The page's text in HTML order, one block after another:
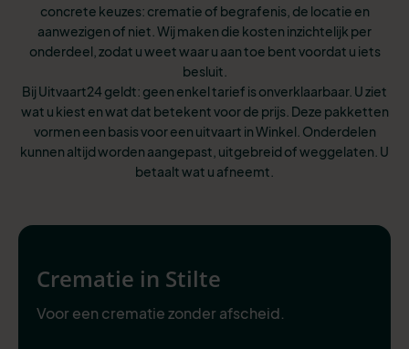
concrete keuzes: crematie of begrafenis, de locatie en
aanwezigen of niet. Wij maken die kosten inzichtelijk per
onderdeel, zodat u weet waar u aan toe bent voordat u iets
besluit.
Bij Uitvaart24 geldt: geen enkel tarief is onverklaarbaar. U ziet
wat u kiest en wat dat betekent voor de prijs. Deze pakketten
vormen een basis voor een uitvaart in Winkel. Onderdelen
kunnen altijd worden aangepast, uitgebreid of weggelaten. U
betaalt wat u afneemt.
Crematie in Stilte
Voor een crematie zonder afscheid.